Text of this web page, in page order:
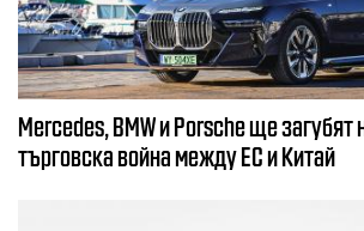
Mercedes, BMW и Porsche ще загубят
търговска война между ЕС и Китай